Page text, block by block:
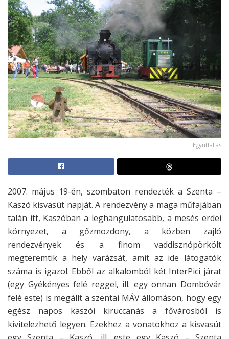
Együttállás
2007. május 19-én, szombaton rendezték a Szenta –
Kaszó kisvasút napját. A rendezvény a maga műfajában
talán itt, Kaszóban a leghangulatosabb, a mesés erdei
környezet, a gőzmozdony, a közben zajló
rendezvények és a finom vaddisznópörkölt
megteremtik a hely varázsát, amit az ide látogatók
száma is igazol. Ebből az alkalomból két InterPici járat
(egy Gyékényes felé reggel, ill. egy onnan Dombóvár
felé este) is megállt a szentai MÁV állomáson, hogy egy
egész napos kaszói kiruccanás a fővárosból is
kivitelezhető legyen. Ezekhez a vonatokhoz a kisvasút